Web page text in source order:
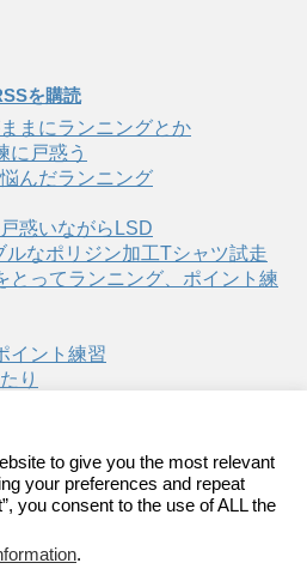
を購読
まにランニングとか
に戸惑う
んだランニング
惑いながらLSD
なポリジン加工Tシャツ試走
とってランニング、ポイント練
イント練習
り
ンニング
to give you the most relevant
your preferences and repeat
you consent to the use of ALL the
.